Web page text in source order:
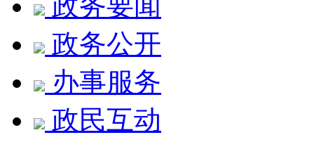
政务要闻
政务公开
办事服务
政民互动